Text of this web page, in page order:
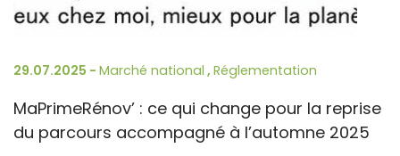
29.07.2025 - Marché national , Réglementation
MaPrimeRénov’ : ce qui change pour la reprise
du parcours accompagné à l’automne 2025